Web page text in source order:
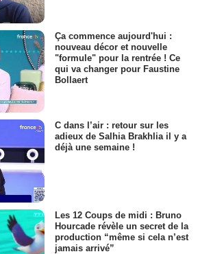
Ça commence aujourd'hui :
nouveau décor et nouvelle
"formule" pour la rentrée ! Ce
qui va changer pour Faustine
Bollaert
C dans l’air : retour sur les
adieux de Salhia Brakhlia il y a
déjà une semaine !
Les 12 Coups de midi : Bruno
Hourcade révèle un secret de la
production “même si cela n’est
jamais arrivé”